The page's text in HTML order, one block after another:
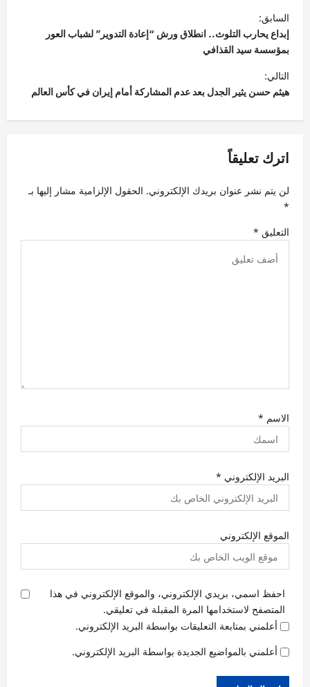
ت
ص
فّ
ح
ا
ل
ق
ل
ا
ت
السابق:
إبداع يحارب التلوث.. انطلاق ورش “إعادة التدوير” لشباب العور
بمؤسسة سيد القذافي
التالي:
هيثم حسن يثير الجدل بعد عدم المشاركة أمام إيران في كأس العالم
اترك تعليقاً
لن يتم نشر عنوان بريدك الإلكتروني. الحقول الإلزامية مشار إليها بـ
*
التعليق *
الاسم *
البريد الإلكتروني *
الموقع الإلكتروني
احفظ اسمي، بريدي الإلكتروني، والموقع الإلكتروني في هذا
المتصفح لاستخدامها المرة المقبلة في تعليقي.
أعلمني بمتابعة التعليقات بواسطة البريد الإلكتروني.
أعلمني بالمواضيع الجديدة بواسطة البريد الإلكتروني.